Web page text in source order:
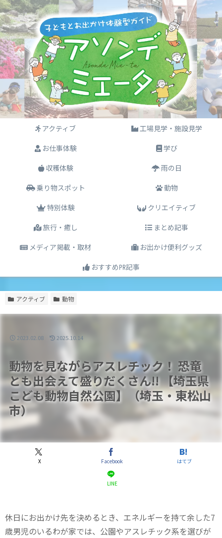
アクティブ
工場見学・施設見学
お仕事体験
学び
収穫体験
雨の日
乗り物スポット
動物
特別体験
クリエイティブ
旅行・癒し
まとめ記事
メディア掲載・取材
お出かけ便利グッズ
おすすめ㏚記事
アクティブ 動物
動物を見ながらアスレチック！ 恐竜
とも出会えて盛りだくさん!! 【埼玉県
こども動物自然公園】（埼玉・東松山
市）
X Facebook はてブ
LINE
2023.02.08 2025.10.14
休日にお出かけ先を決めるとき、エネルギーを持て余した7
歳男児のいるわが家では、公園やアスレチック系を選びが